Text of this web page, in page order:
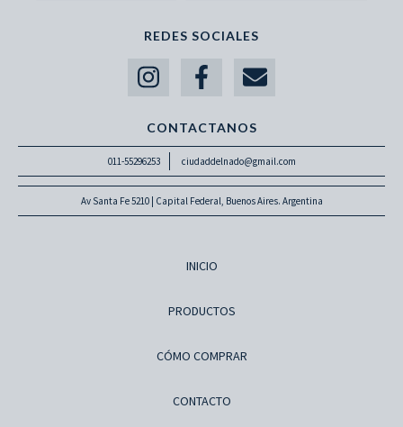
REDES SOCIALES
CONTACTANOS
011-55296253 ciudaddelnado@gmail.com
Av Santa Fe 5210 | Capital Federal, Buenos Aires. Argentina
INICIO
PRODUCTOS
CÓMO COMPRAR
CONTACTO